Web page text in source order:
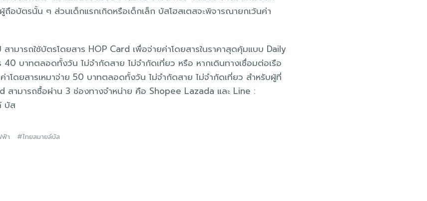
ถือบัตรนั้น ๆ ส่วนเด็กแรกเกิดหรือเด็กเล็ก บัสโฮสเตสจะพิจารณายกเว้นค่า
ามารถใช้บัตรโดยสาร HOP Card เพื่อจ่ายค่าโดยสารในราคาสุดคุ้มแบบ Daily
40 บาทตลอดทั้งวัน ไม่จำกัดสาย ไม่จำกัดเที่ยว หรือ หากเดินทางเชื่อมต่อเรือ
โดยสารเหมาจ่าย 50 บาทตลอดทั้งวัน ไม่จำกัดสาย ไม่จำกัดเที่ยว สำหรับผู้ที่
สามารถซื้อผ่าน 3 ช่องทางจำหน่าย คือ Shopee Lazada และ Line :
บัส
ฟ้า ไทยสมายล์บัส